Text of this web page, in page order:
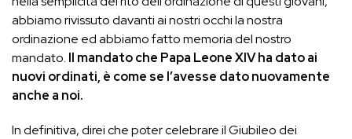
abbiamo rivissuto davanti ai nostri occhi la nostra
ordinazione ed abbiamo fatto memoria del nostro
mandato. Il mandato che Papa Leone XIV ha dato ai
nuovi ordinati, è come se l’avesse dato nuovamente
anche a noi.
In definitiva, direi che poter celebrare il Giubileo dei